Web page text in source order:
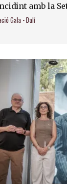
amb la
Gala - Dalí